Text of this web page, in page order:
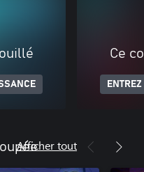
Ce
Afficher tout